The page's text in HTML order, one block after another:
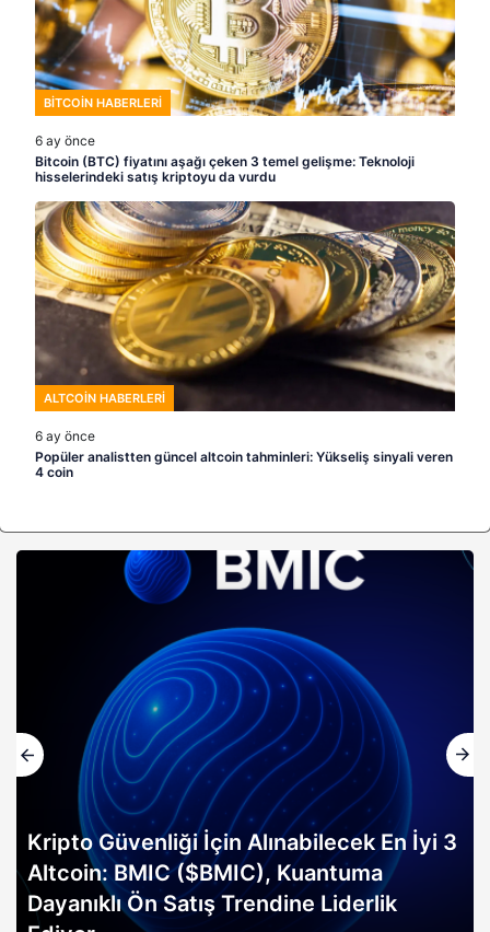
BITCOIN HABERLERI
6 ay önce
Bitcoin (BTC) fiyatını aşağı çeken 3 temel gelişme: Teknoloji
hisselerindeki satış kriptoyu da vurdu
ALTCOIN HABERLERI
6 ay önce
Popüler analistten güncel altcoin tahminleri: Yükseliş sinyali veren
4 coin
Kripto Güvenliği İçin Alınabilecek En İyi 3
Altcoin: BMIC ($BMIC), Kuantuma
Dayanıklı Ön Satış Trendine Liderlik